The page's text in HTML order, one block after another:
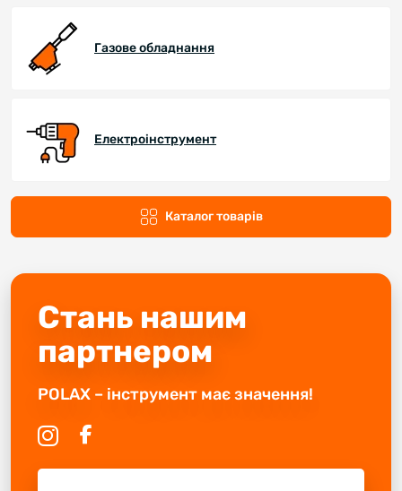
Газове обладнання
Електроінструмент
Каталог товарів
Стань нашим
партнером
POLAX – інструмент має значення!